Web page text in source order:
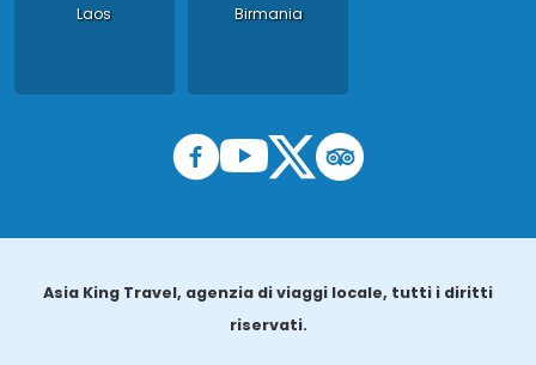
Laos Birmania
Asia King Travel, agenzia di viaggi locale, tutti i diritti
riservati.